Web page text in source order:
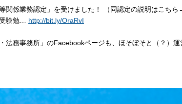
関係業務認定」を受けました！ （同認定の説明はこち
験勉… http://bit.ly/OraRvI
法務事務所」のFacebookページも、ほそぼそと（？